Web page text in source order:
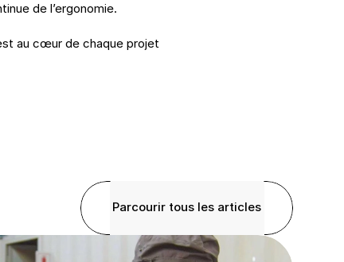
de l’ergonomie.
au cœur de chaque projet
Parcourir tous les articles